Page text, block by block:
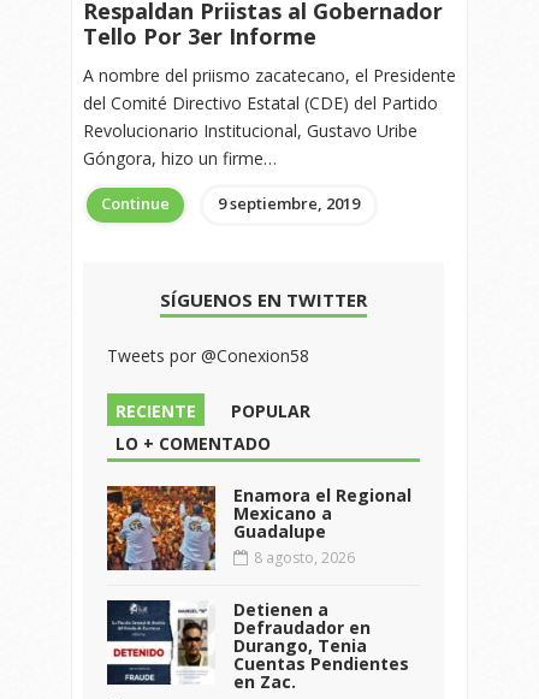
Respaldan Priistas al Gobernador
Tello Por 3er Informe
A nombre del priismo zacatecano, el Presidente
del Comité Directivo Estatal (CDE) del Partido
Revolucionario Institucional, Gustavo Uribe
Góngora, hizo un firme…
Continue 9 septiembre, 2019
SÍGUENOS EN TWITTER
Tweets por @Conexion58
RECIENTE
POPULAR
LO + COMENTADO
Enamora el Regional
Mexicano a
Guadalupe
8 agosto, 2026
Detienen a
Defraudador en
Durango, Tenia
Cuentas Pendientes
en Zac.